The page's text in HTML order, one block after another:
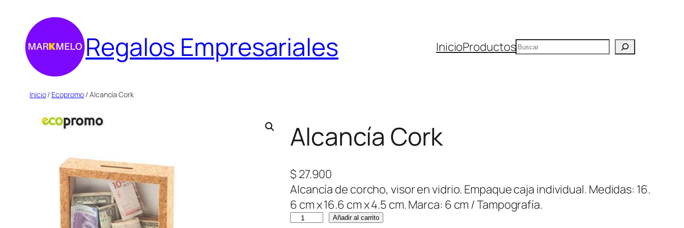
contenido
Regalos Empresariales InicioProductosBuscar
Inicio/ Ecopromo / Alcancía Cork
Alcancía Cork
$ 27.900
Alcancía de corcho, visor en vidrio. Empaque caja individual. Medidas: 16.
6 cm x 16.6 cm x 4.5 cm. Marca: 6 cm / Tampografía.
A
Añadir al carrito